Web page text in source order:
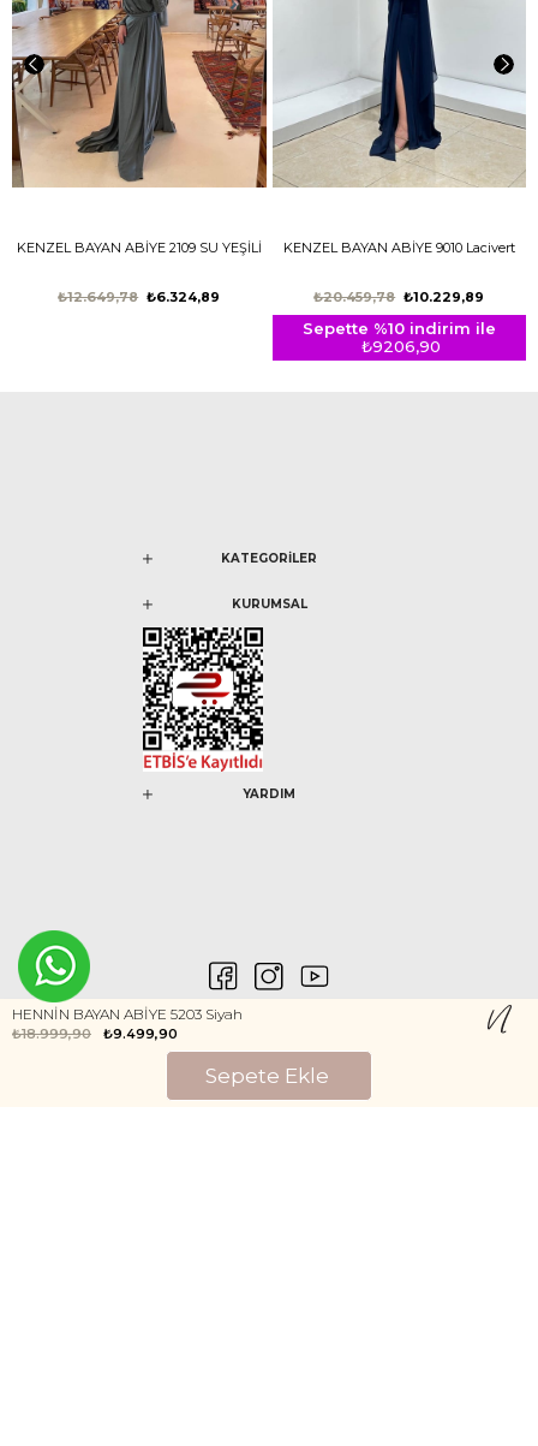
KENZEL BAYAN ABİYE 2109 SU YEŞİLİ
₺6.324,89
₺12.649,78
KENZEL BAYAN ABİYE 9010 Lacivert
₺10.229,89
₺20.459,78
Sepette %10 indirim ile
₺9206,90
KATEGORİLER
KURUMSAL
YARDIM
HENNİN BAYAN ABİYE 5203 Siyah
₺18.999,90 ₺9.499,90